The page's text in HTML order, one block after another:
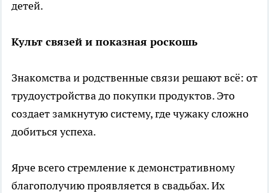
детей.
Культ связей и показная роскошь
Знакомства и родственные связи решают всё: от
трудоустройства до покупки продуктов. Это
создает замкнутую систему, где чужаку сложно
добиться успеха.
Ярче всего стремление к демонстративному
благополучию проявляется в свадьбах. Их